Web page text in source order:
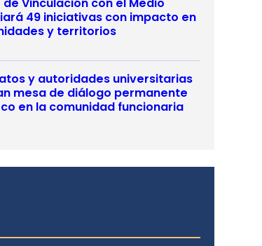
49 iniciativas con impacto en
y territorios
y autoridades universitarias
mesa de diálogo permanente
en la comunidad funcionaria